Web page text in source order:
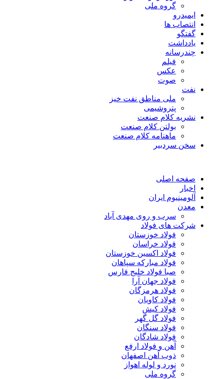
گروه ملی
ایمیدرو
انتصاب ها
گفتگو
یادداشت
چندرسانه
فیلم
عکس
صوت
نفت
ملی مناطق نفت خیز
پتروشیمی
نشریه کلام صنعت
بولتن کلام صنعت
ماهنامه کلام صنعت
سخن سردبیر
صفحه اصلی
اخبار
آلومینیوم ایران
معدن
سرب و روی مهدی آباد
شرکت های فولاد
فولاد خوزستان
فولاد خراسان
فولاد اکسین خوزستان
فولاد مبارکه سپاهان
صبا فولاد خلیج فارس
فولاد جهان آرا
فولاد هرمزگان
فولاد کاویان
فولاد کیش
فولاد گل گهر
فولاد سنگان
فولاد شادگان
آهن و فولاد ارفع
ذوب آهن اصفهان
نورد و لوله اهواز
گروه ملی